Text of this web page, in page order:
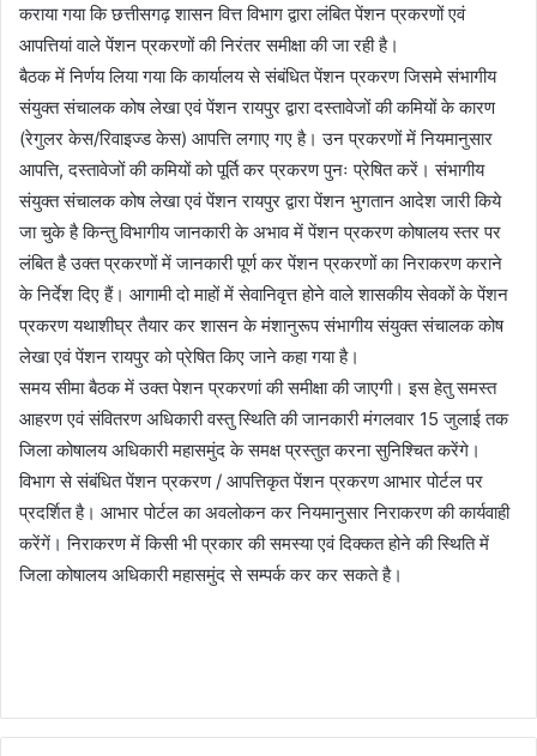
कराया गया कि छत्तीसगढ़ शासन वित्त विभाग द्वारा लंबित पेंशन प्रकरणों एवं
आपत्तियां वाले पेंशन प्रकरणों की निरंतर समीक्षा की जा रही है।
बैठक में निर्णय लिया गया कि कार्यालय से संबंधित पेंशन प्रकरण जिसमे संभागीय
संयुक्त संचालक कोष लेखा एवं पेंशन रायपुर द्वारा दस्तावेजों की कमियों के कारण
(रेगुलर केस/रिवाइज्ड केस) आपत्ति लगाए गए है। उन प्रकरणों में नियमानुसार
आपत्ति, दस्तावेजों की कमियों को पूर्ति कर प्रकरण पुनः प्रेषित करें। संभागीय
संयुक्त संचालक कोष लेखा एवं पेंशन रायपुर द्वारा पेंशन भुगतान आदेश जारी किये
जा चुके है किन्तु विभागीय जानकारी के अभाव में पेंशन प्रकरण कोषालय स्तर पर
लंबित है उक्त प्रकरणों में जानकारी पूर्ण कर पेंशन प्रकरणों का निराकरण कराने
के निर्देश दिए हैं। आगामी दो माहों में सेवानिवृत्त होने वाले शासकीय सेवकों के पेंशन
प्रकरण यथाशीघ्र तैयार कर शासन के मंशानुरूप संभागीय संयुक्त संचालक कोष
लेखा एवं पेंशन रायपुर को प्रेषित किए जाने कहा गया है।
समय सीमा बैठक में उक्त पेशन प्रकरणां की समीक्षा की जाएगी। इस हेतु समस्त
आहरण एवं संवितरण अधिकारी वस्तु स्थिति की जानकारी मंगलवार 15 जुलाई तक
जिला कोषालय अधिकारी महासमुंद के समक्ष प्रस्तुत करना सुनिश्चित करेंगे।
विभाग से संबंधित पेंशन प्रकरण / आपत्तिकृत पेंशन प्रकरण आभार पोर्टल पर
प्रदर्शित है। आभार पोर्टल का अवलोकन कर नियमानुसार निराकरण की कार्यवाही
करेंगें। निराकरण में किसी भी प्रकार की समस्या एवं दिक्कत होने की स्थिति में
जिला कोषालय अधिकारी महासमुंद से सम्पर्क कर कर सकते है।